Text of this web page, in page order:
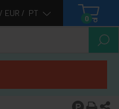
/ EUR / PT
0